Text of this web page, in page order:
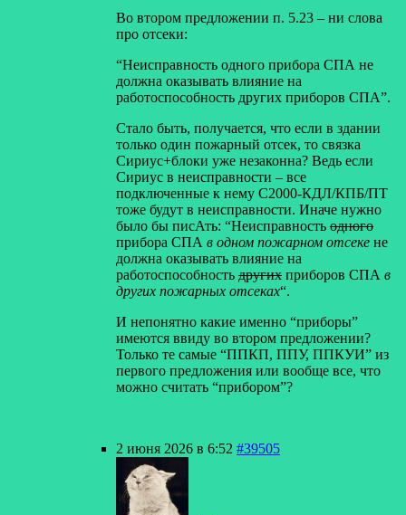
Во втором предложении п. 5.23 – ни слова
про отсеки:
“Неисправность одного прибора СПА не
должна оказывать влияние на
работоспособность других приборов СПА”.
Стало быть, получается, что если в здании
только один пожарный отсек, то связка
Сириус+блоки уже незаконна? Ведь если
Сириус в неисправности – все
подключенные к нему С2000-КДЛ/КПБ/ПТ
тоже будут в неисправности. Иначе нужно
было бы писАть: “Неисправность одного
прибора СПА в одном пожарном отсеке не
должна оказывать влияние на
работоспособность других приборов СПА в
других пожарных отсеках“.
И непонятно какие именно “приборы”
имеются ввиду во втором предложении?
Только те самые “ППКП, ППУ, ППКУИ” из
первого предложения или вообще все, что
можно считать “прибором”?
2 июня 2026 в 6:52 #39505